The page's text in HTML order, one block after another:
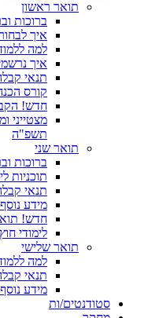
תואר ראשון
ברוכות
איך
למה
איך
תנאי
קורס
חדש!
מצטייני
תשפ"ה
תואר שני
ברוכות
תוכניות
תנאי
מידע נוסף
חדש!
לימודי
תואר שלישי
למה
תנאי
מידע נוסף
סטודנטים/ות